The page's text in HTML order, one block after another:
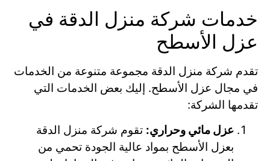
خدمات شركة منزل الدقة في
عزل الأسطح
تقدم شركة منزل الدقة مجموعة متنوعة من الخدمات
في مجال عزل الأسطح. إليك بعض الخدمات التي
تقدمها الشركة:
عزل مائي وحراري: تقوم شركة منزل الدقة
بعزل الأسطح بمواد عالية الجودة تحمي من